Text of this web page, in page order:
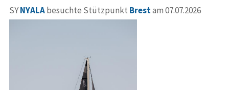
SYNYALAbesuchte Stützpunkt Brestam 07.07.2026